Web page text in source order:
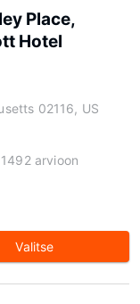
Place,
Hotel
02116, US
1492 arvioon
Valitse